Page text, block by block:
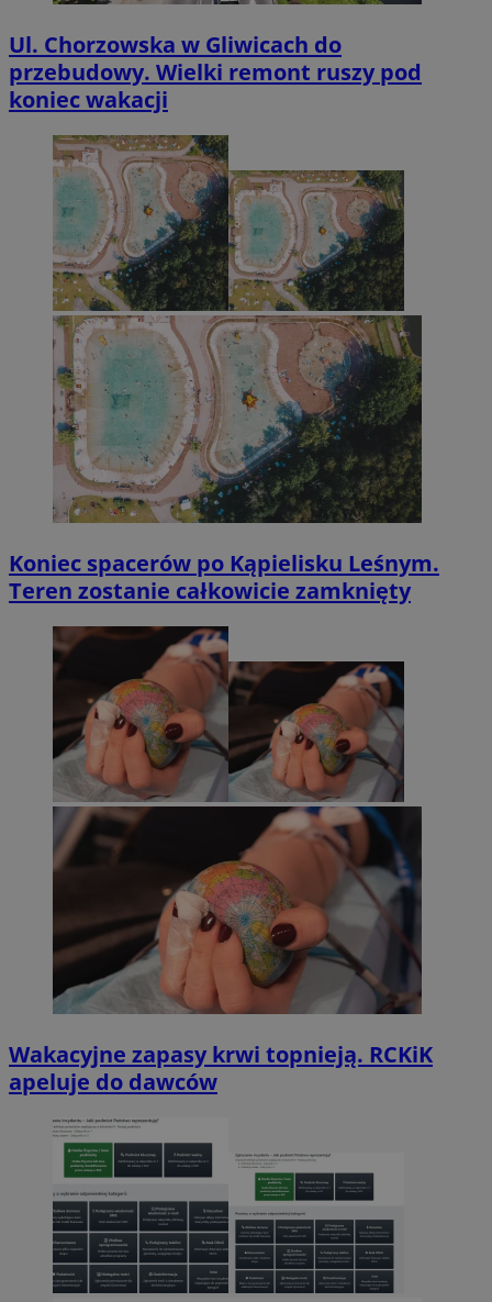
Ul. Chorzowska w Gliwicach do
przebudowy. Wielki remont ruszy pod
koniec wakacji
Koniec spacerów po Kąpielisku Leśnym.
Teren zostanie całkowicie zamknięty
Wakacyjne zapasy krwi topnieją. RCKiK
apeluje do dawców